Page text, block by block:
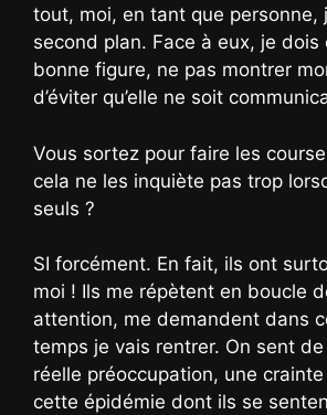
tout, moi, en tant que personne,
second plan. Face à eux, je dois
bonne figure, ne pas montrer
d’éviter qu’elle ne soit
Vous sortez pour faire les
cela ne les inquiète pas trop
seuls ?
SI forcément. En fait, ils ont
moi ! Ils me répètent en boucle
attention, me demandent dans
temps je vais rentrer. On sent
réelle préoccupation, une
cette épidémie dont ils se